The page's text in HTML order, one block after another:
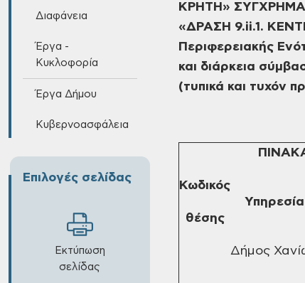
Διαφάνεια
Έργα -
Κυκλοφορία
Έργα Δήμου
Κυβερνοασφάλεια
Επιλογές σελίδας
Εκτύπωση
σελίδας
ΚΡΗΤΗ»
«ΔΡΑΣΗ 9.ii.1.
Περιφερειακής
και διάρκεια
(τυπικά και τυχόν
Κωδικός
θέσης
Υπηρεσία
Δήμος